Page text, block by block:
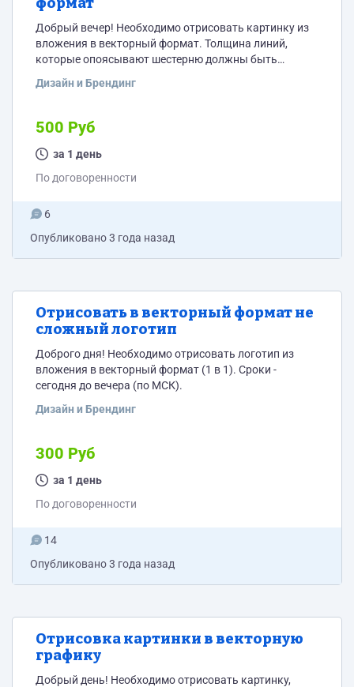
Добрый вечер! Необходимо отрисовать картинку из
вложения в векторный формат. Толщина линий,
которые опоясывают шестерню должны быть
залито черным цветом. Дедлайн - завтра в 12-14 по
Дизайн и Брендинг
500 Руб
за 1 день
По договоренности
6
Опубликовано3 года назад
Отрисовать в векторный формат не
сложный логотип
Доброго дня! Необходимо отрисовать логотип из
вложения в векторный формат (1 в 1). Сроки -
сегодня до вечера (по МСК).
Дизайн и Брендинг
300 Руб
за 1 день
По договоренности
14
Опубликовано3 года назад
Отрисовка картинки в векторную
графику
Добрый день! Необходимо отрисовать картинку,